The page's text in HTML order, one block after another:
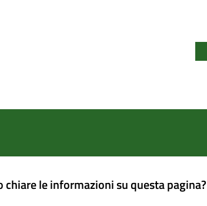
chiare le informazioni su questa pagina?